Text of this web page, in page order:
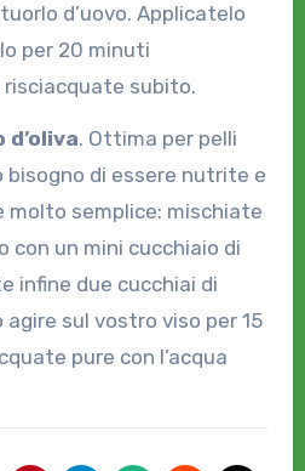
d’uovo. Applicatelo
per 20 minuti
subito.
d’oliva. Ottima per pelli
bisogno di essere nutrite e
molto semplice: mischiate
con un mini cucchiaio di
infine due cucchiai di
sul vostro viso per 15
pure con l’acqua